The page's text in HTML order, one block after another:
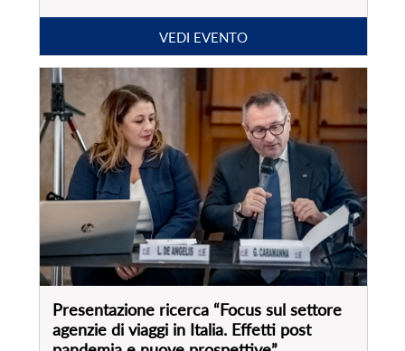
Presentazione ricerca “Focus sul settore
agenzie di viaggi in Italia. Effetti post
pandemia e nuove prospettive”
17dic , 2024
VEDI EVENTO
PARTNER